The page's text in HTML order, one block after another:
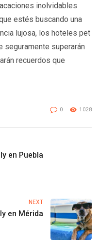
inolvidables
estés buscando una
lujosa, los hoteles pet
seguramente superarán
recuerdos que
0 1028
en Puebla
NEXT
en Mérida